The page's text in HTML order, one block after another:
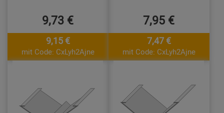
9,73 €
9,15 €
mit Code: CxLyh2Ajne
7,95 €
7,47 €
mit Code: CxLyh2Ajne